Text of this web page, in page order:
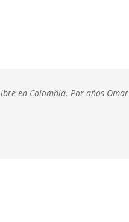
en Colombia. Por años